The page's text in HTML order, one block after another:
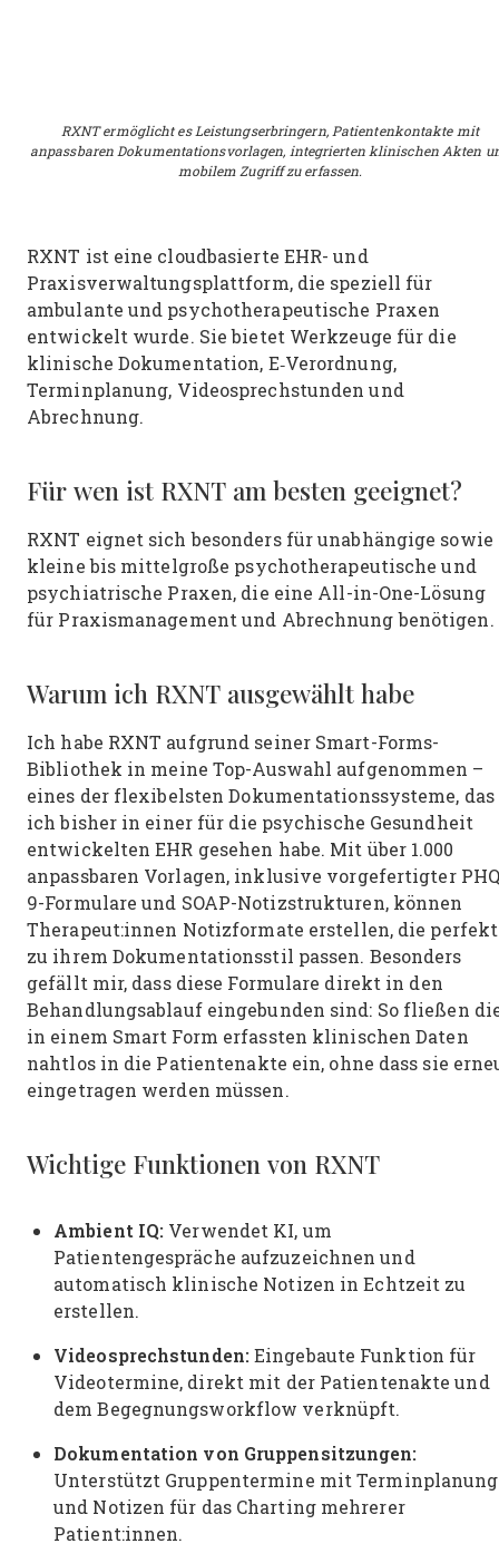
RXNT ermöglicht es Leistungserbringern, Patientenkontakte mit
anpassbaren Dokumentationsvorlagen, integrierten klinischen Akten
mobilem Zugriff zu erfassen.
RXNT ist eine cloudbasierte EHR- und
Praxisverwaltungsplattform, die speziell für
ambulante und psychotherapeutische Praxen
entwickelt wurde. Sie bietet Werkzeuge für die
klinische Dokumentation, E‑Verordnung,
Terminplanung, Videosprechstunden und
Abrechnung.
Für wen ist RXNT am besten geeignet?
RXNT eignet sich besonders für unabhängige sowie
kleine bis mittelgroße psychotherapeutische und
psychiatrische Praxen, die eine All-in-One-Lösung
für Praxismanagement und Abrechnung benötigen.
Warum ich RXNT ausgewählt habe
Ich habe RXNT aufgrund seiner Smart-Forms-
Bibliothek in meine Top-Auswahl aufgenommen –
eines der flexibelsten Dokumentationssysteme, das
ich bisher in einer für die psychische Gesundheit
entwickelten EHR gesehen habe. Mit über 1.000
anpassbaren Vorlagen, inklusive vorgefertigter
9-Formulare und SOAP-Notizstrukturen, können
Therapeut:innen Notizformate erstellen, die perfekt
zu ihrem Dokumentationsstil passen. Besonders
gefällt mir, dass diese Formulare direkt in den
Behandlungsablauf eingebunden sind: So fließen
in einem Smart Form erfassten klinischen Daten
nahtlos in die Patientenakte ein, ohne dass sie
eingetragen werden müssen.
Wichtige Funktionen von RXNT
Ambient IQ: Verwendet KI, um
Patientengespräche aufzuzeichnen und
automatisch klinische Notizen in Echtzeit zu
erstellen.
Videosprechstunden:Eingebaute Funktion für
Videotermine, direkt mit der Patientenakte und
dem Begegnungsworkflow verknüpft.
Dokumentation von Gruppensitzungen:
Unterstützt Gruppentermine mit Terminplanung
und Notizen für das Charting mehrerer
Patient:innen.